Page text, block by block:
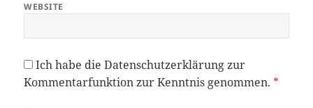
WEBSITE
Ich habe dieDatenschutzerklärungzur
Kommentarfunktion zur Kenntnis genommen. *